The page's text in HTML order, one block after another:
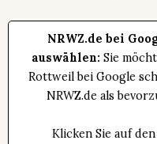
NRWZ.de bei
auswählen: Sie
Rottweil bei Google
NRWZ.de als
Klicken Sie auf